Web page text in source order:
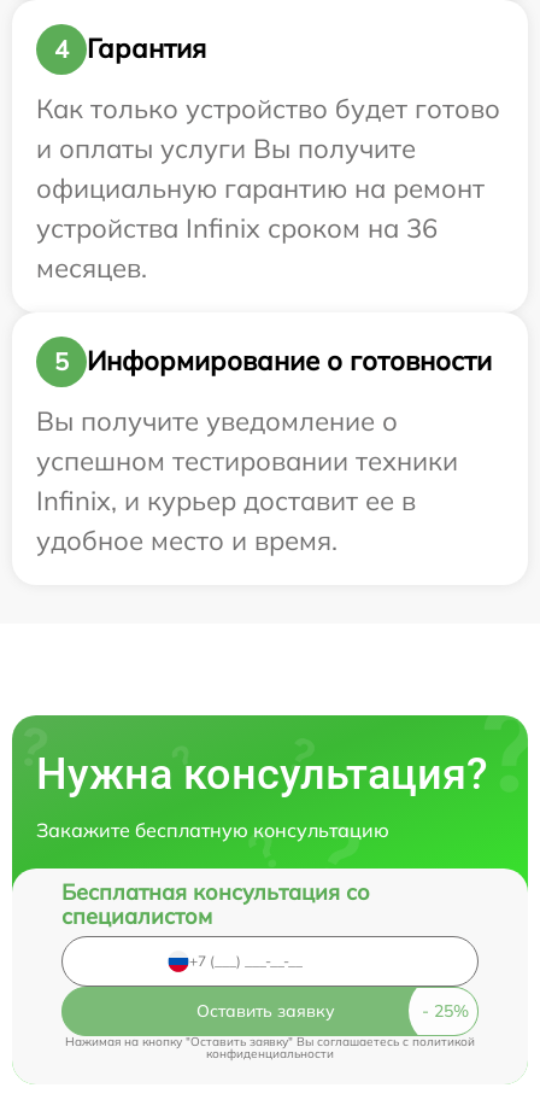
4
Гарантия
Как только устройство будет готово
и оплаты услуги Вы получите
официальную гарантию на ремонт
устройства Infinix сроком на 36
месяцев.
5
Информирование о готовности
Вы получите уведомление о
успешном тестировании техники
Infinix, и курьер доставит ее в
удобное место и время.
Нужна консультация?
Закажите бесплатную консультацию
Бесплатная консультация со
специалистом
Оставить заявку
Нажимая на кнопку "Оставить заявку" Вы соглашаетесь cполитикой
конфиденциальности